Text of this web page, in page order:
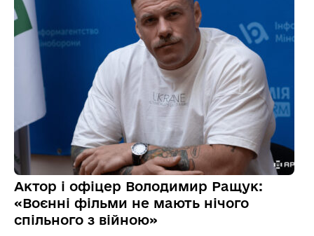
Актор і офіцер Володимир Ращук:
«Воєнні фільми не мають нічого
спільного з війною»